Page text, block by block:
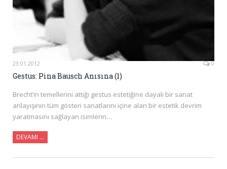
23.01.2012 0
Gestus: Pina Bausch Anısına (1)
Brecht’in temellerini attığı gestus estetiğine dayalı bir sanat
anlayışının tüm gösteri sanatlarını içine alan bir estetik devrim
yaratmasını sağlayan isimlerin…
DEVAMI …